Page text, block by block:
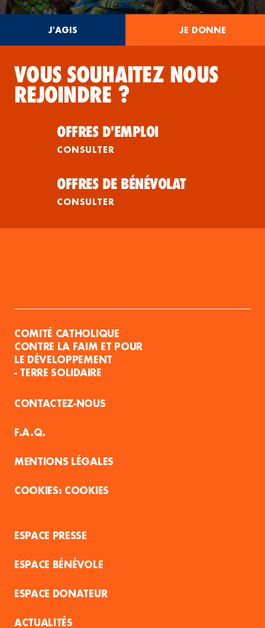
J'AGIS JE DONNE
VOUS SOUHAITEZ NOUS
REJOINDRE ?
OFFRES D'EMPLOI
CONSULTER
OFFRES DE BÉNÉVOLAT
CONSULTER
COMITÉ CATHOLIQUE
CONTRE LA FAIM ET POUR
LE DÉVELOPPEMENT
- TERRE SOLIDAIRE
CONTACTEZ-NOUS
F.A.Q.
MENTIONS LÉGALES
COOKIES
ESPACE PRESSE
ESPACE BÉNÉVOLE
ESPACE DONATEUR
ACTUALITÉS